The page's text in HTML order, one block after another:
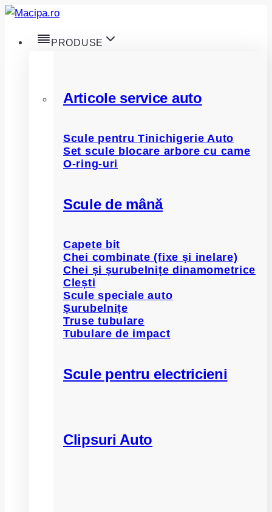
Skip
content
PRODUSE
Articole service auto
Scule pentru Tinichigerie Auto
Set scule blocare arbore cu came
O-ring-uri
Scule de mână
Capete bit
Chei combinate (fixe și inelare)
Chei și șurubelnițe dinamometrice
Clești
Scule speciale auto
Șurubelnițe
Truse tubulare
Tubulare de impact
Scule pentru electricieni
Clipsuri Auto